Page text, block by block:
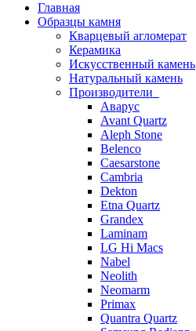
Главная
Образцы камня
Кварцевый агломерат
Керамика
Искусственный камень
Натуральный камень
Производители
Аварус
Avant Quartz
Aleph Stone
Belenco
Caesarstone
Cambria
Dekton
Etna Quartz
Grandex
Laminam
LG Hi Macs
Nabel
Neolith
Neomarm
Primax
Quantra Quartz